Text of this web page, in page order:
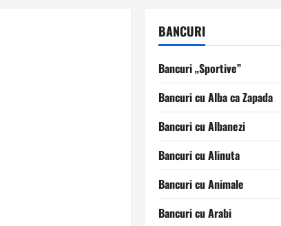
BANCURI
Bancuri „Sportive”
Bancuri cu Alba ca Zapada
Bancuri cu Albanezi
Bancuri cu Alinuta
Bancuri cu Animale
Bancuri cu Arabi